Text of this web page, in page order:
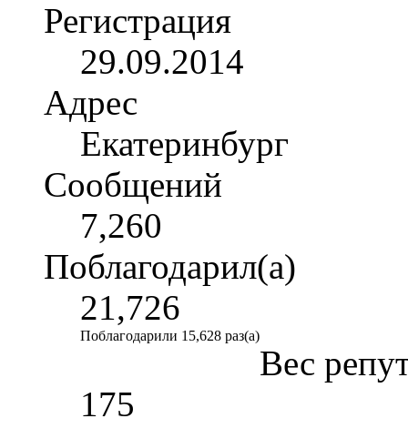
Регистрация
29.09.2014
Адрес
Екатеринбург
Сообщений
7,260
Поблагодарил(а)
21,726
Поблагодарили 15,628 раз(а)
Вес
175